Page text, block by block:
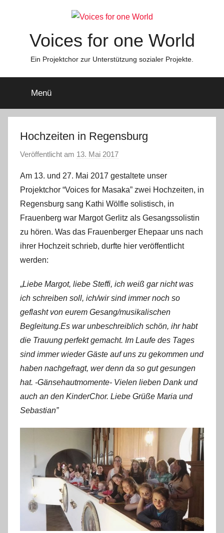
springenVoices for one World
Ein Projektchor zur Unterstützung sozialer Projekte.
Menü
Hochzeiten in Regensburg
Veröffentlicht am 13. Mai 2017
n
s
t
e
f
a
Am 13. und 27. Mai 2017 gestaltete unser
Projektchor “Voices for Masaka” zwei Hochzeiten, in
Regensburg sang Kathi Wölfle solistisch, in
Frauenberg war Margot Gerlitz als Gesangssolistin
zu hören. Was das Frauenberger Ehepaar uns nach
ihrer Hochzeit schrieb, durfte hier veröffentlicht
werden:
„Liebe Margot, liebe Steffi, ich weiß gar nicht was
ich schreiben soll, ich/wir sind immer noch so
geflasht von eurem Gesang/musikalischen
Begleitung.Es war unbeschreiblich schön, ihr habt
die Trauung perfekt gemacht. Im Laufe des Tages
sind immer wieder Gäste auf uns zu gekommen und
haben nachgefragt, wer denn da so gut gesungen
hat. -Gänsehautmomente- Vielen lieben Dank und
auch an den KinderChor. Liebe Grüße Maria und
Sebastian”